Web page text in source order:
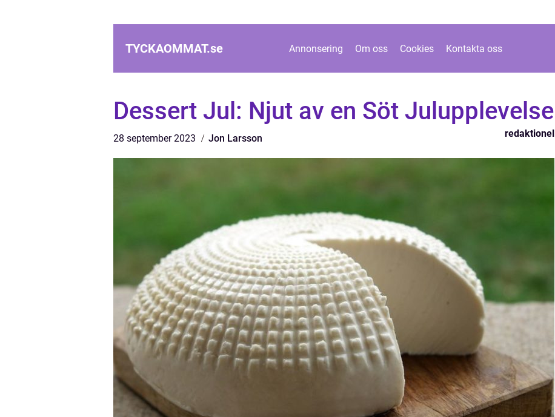
TYCKAOMMAT.se Annonsering Om oss Cookies Kontakta oss
Dessert Jul: Njut av en Söt Julupplevelse
28 september 2023 Jon Larsson redaktionel